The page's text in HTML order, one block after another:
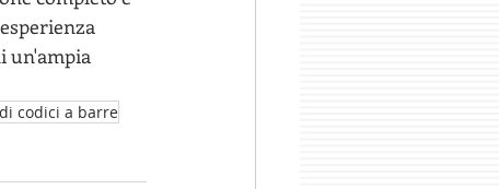
un'ampia
codici a barre